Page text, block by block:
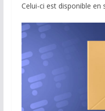
Celui-ci est disponible en